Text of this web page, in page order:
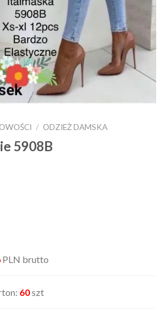
/ ODZIEŻ DAMSKA
5908B
PLN brutto
60szt